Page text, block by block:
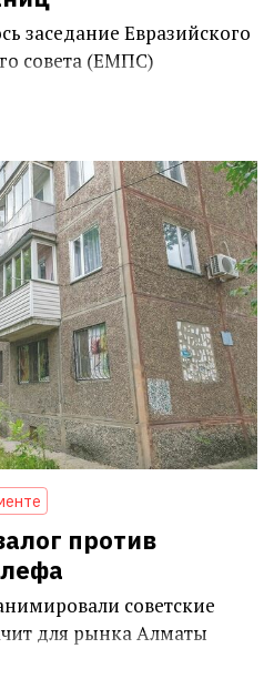
заседание Евразийского
совета (ЕМПС)
против
советские
для рынка Алматы